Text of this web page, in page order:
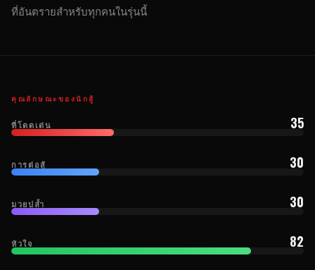
ที่อันตรายสำหรับทุกคนในรุ่นนี้
คุณลักษณะของนักสู้
ที่โดดเด่น 35
การต่อสู้ 30
มวยปล้ำ 30
หัวใจ 82